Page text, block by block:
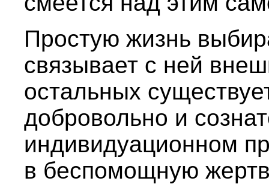
Простую жизнь
связывает с ней
остальных
добровольно и
индивидуационном
в беспомощную